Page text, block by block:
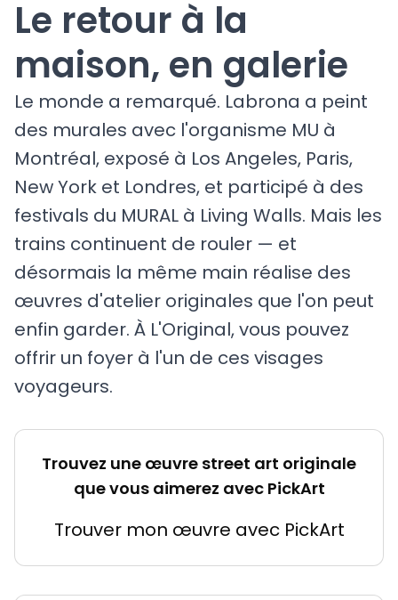
Le retour à la
maison, en galerie
Le monde a remarqué. Labrona a peint
des murales avec l'organisme MU à
Montréal, exposé à Los Angeles, Paris,
New York et Londres, et participé à des
festivals du MURAL à Living Walls. Mais les
trains continuent de rouler — et
désormais la même main réalise des
œuvres d'atelier originales que l'on peut
enfin garder. À L'Original, vous pouvez
offrir un foyer à l'un de ces visages
voyageurs.
Trouvez une œuvre street art originale
que vous aimerez avec PickArt
Trouver mon œuvre avec PickArt